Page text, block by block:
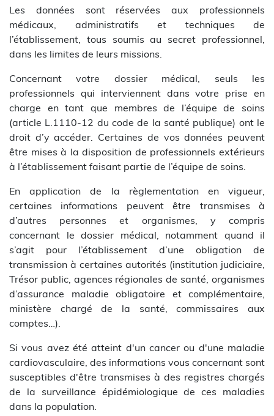
Les données sont réservées aux professionnels
médicaux, administratifs et techniques de
l’établissement, tous soumis au secret professionnel,
dans les limites de leurs missions.
Concernant votre dossier médical, seuls les
professionnels qui interviennent dans votre prise en
charge en tant que membres de l’équipe de soins
(article L.1110-12 du code de la santé publique) ont le
droit d’y accéder. Certaines de vos données peuvent
être mises à la disposition de professionnels extérieurs
à l’établissement faisant partie de l’équipe de soins.
En application de la règlementation en vigueur,
certaines informations peuvent être transmises à
d’autres personnes et organismes, y compris
concernant le dossier médical, notamment quand il
s’agit pour l’établissement d’une obligation de
transmission à certaines autorités (institution judiciaire,
Trésor public, agences régionales de santé, organismes
d’assurance maladie obligatoire et complémentaire,
ministère chargé de la santé, commissaires aux
comptes…).
Si vous avez été atteint d'un cancer ou d'une maladie
cardiovasculaire, des informations vous concernant sont
susceptibles d'être transmises à des registres chargés
de la surveillance épidémiologique de ces maladies
dans la population.